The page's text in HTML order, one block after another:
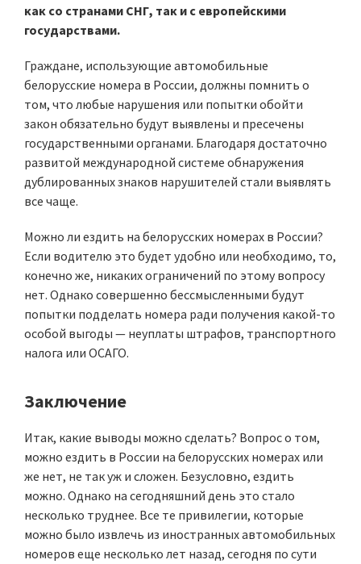
как со странами СНГ, так и с европейскими
государствами.
Граждане, использующие автомобильные
белорусские номера в России, должны помнить о
том, что любые нарушения или попытки обойти
закон обязательно будут выявлены и пресечены
государственными органами. Благодаря достаточно
развитой международной системе обнаружения
дублированных знаков нарушителей стали выявлять
все чаще.
Можно ли ездить на белорусских номерах в России?
Если водителю это будет удобно или необходимо, то,
конечно же, никаких ограничений по этому вопросу
нет. Однако совершенно бессмысленными будут
попытки подделать номера ради получения какой-то
особой выгоды — неуплаты штрафов, транспортного
налога или ОСАГО.
Заключение
Итак, какие выводы можно сделать? Вопрос о том,
можно ездить в России на белорусских номерах или
же нет, не так уж и сложен. Безусловно, ездить
можно. Однако на сегодняшний день это стало
несколько труднее. Все те привилегии, которые
можно было извлечь из иностранных автомобильных
номеров еще несколько лет назад, сегодня по сути